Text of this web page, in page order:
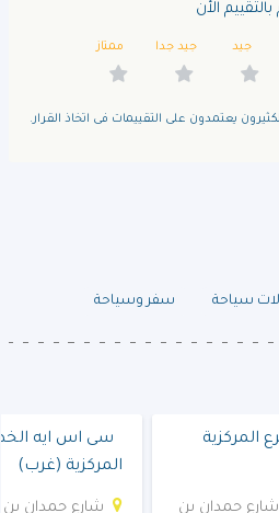
الأن
جيد جيد جدا ممتاز
يعتمدون على التقييمات فى اتخاذ القرار.
سياحة سفر وسياحة
المركزية
شارع حمدان بن
سى اس ايه
المركزية (غرب)
شارع حمدان